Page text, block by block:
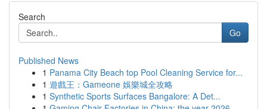
Search
Go
Published News
1 Panama City Beach top Pool Cleaning Service for...
1 遊戲王：Gameone 娛樂城全攻略
1 Synthetic Sports Surfaces Bangalore: A Det...